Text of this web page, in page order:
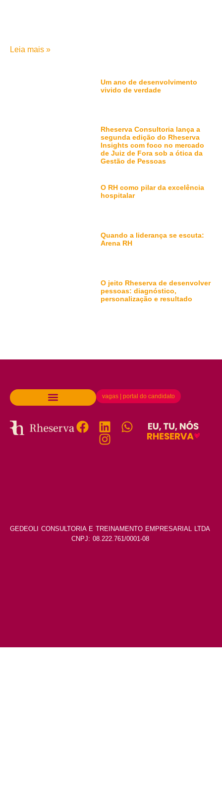
Leia mais »
Um ano de desenvolvimento
vivido de verdade
Rheserva Consultoria lança a
segunda edição do Rheserva
Insights com foco no mercado
de Juiz de Fora sob a ótica da
Gestão de Pessoas
O RH como pilar da excelência
hospitalar
Quando a liderança se escuta:
Arena RH
O jeito Rheserva de desenvolver
pessoas: diagnóstico,
personalização e resultado
vagas | portal do candidato
GEDEOLI CONSULTORIA E TREINAMENTO EMPRESARIAL LTDA
CNPJ: 08.222.761/0001-08